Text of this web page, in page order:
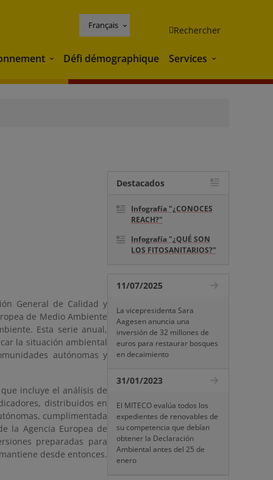
Français Rechercher
Environnement
Défi démographique Services Services
General de Calidad y
de Medio Ambiente
Esta serie anual,
la situación ambiental
autónomas y
incluye el análisis de
distribuidos en
cumplimentada
la Agencia Europea de
preparadas para
desde entonces.
Destacados
Infografía "¿CONOCES
REACH?"
Infografía "¿QUÉ SON
LOS FITOSANITARIOS?"
11/07/2025
La vicepresidenta Sara
Aagesen anuncia una
inversión de 32 millones de
euros para restaurar bosques
en decaimiento
31/01/2023
El MITECO evalúa todos los
expedientes de renovables de
su competencia que debían
obtener la Declaración
Ambiental antes del 25 de
enero